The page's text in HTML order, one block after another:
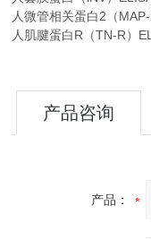
人微管相关蛋白2（
人肌腱蛋白R（TN-R）
产品咨询
产品：